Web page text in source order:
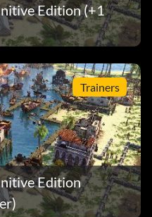
Edition (+1
Trainers
Edition